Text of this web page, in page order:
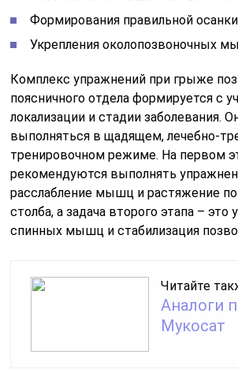
Формирования правильной
Укрепления околопозвоночных
Комплекс упражнений при грыже
поясничного отдела формируется с
локализации и стадии заболевания.
выполняться в щадящем, лечебно-
тренировочном режиме. На первом
рекомендуются выполнять
расслабление мышц и растяжение
столба, а задача второго этапа – это
спинных мышц и стабилизация
Читайте
Аналоги
Мукосат